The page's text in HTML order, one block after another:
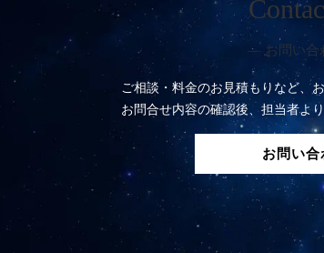
― お問い
ご相談・料金のお見積もりなど、
お問合せ内容の確認後、担当者よ
お問い合